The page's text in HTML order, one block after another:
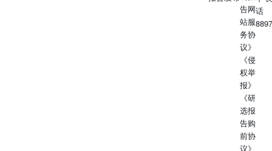
告网
站服
务协
议》
《侵
权举
报》
《研
选报
告购
前协
议》